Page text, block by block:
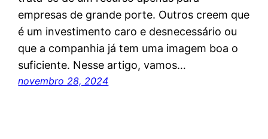
empresas de grande porte. Outros creem que
é um investimento caro e desnecessário ou
que a companhia já tem uma imagem boa o
suficiente. Nesse artigo, vamos…
novembro 28, 2024